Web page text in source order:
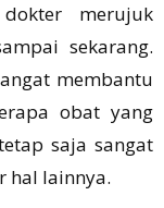
merujuk
sekarang.
membantu
obat yang
saja sangat
hal lainnya.